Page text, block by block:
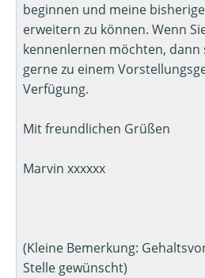
beginnen und meine
erweitern zu können. Wenn
kennenlernen möchten, dann
gerne zu einem
Verfügung.
Mit freundlichen Grüßen
Marvin xxxxxx
(Kleine Bemerkung:
Stelle gewünscht)